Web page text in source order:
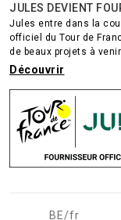
JULES DEVIENT
Jules entre dans la
officiel du Tour de
de beaux projets à
Découvrir
BE/fr